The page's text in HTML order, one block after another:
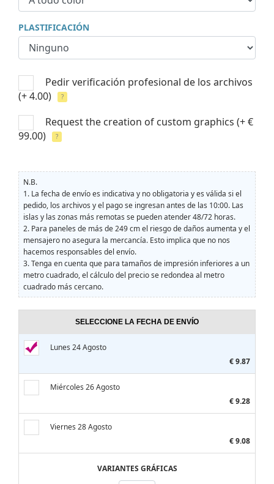
PLASTIFICACIÓN
Pedir verificación profesional de los archivos
(+ 4.00)
?
Request the creation of custom graphics (+ €
99.00)
?
N.B.
1. La fecha de envío es indicativa y no obligatoria y es válida si el
pedido, los archivos y el pago se ingresan antes de las 10:00. Las
islas y las zonas más remotas se pueden atender 48/72 horas.
2. Para paneles de más de 249 cm el riesgo de daños aumenta y el
mensajero no asegura la mercancía. Esto implica que no nos
hacemos responsables del envío.
3.Tenga en cuenta que para tamaños de impresión inferiores a un
metro cuadrado, el cálculo del precio se redondea al metro
cuadrado más cercano.
SELECCIONE LA FECHA DE ENVÍO
Lunes 24 Agosto
€ 9.87
Miércoles 26 Agosto
€ 9.28
Viernes 28 Agosto
€ 9.08
VARIANTES GRÁFICAS